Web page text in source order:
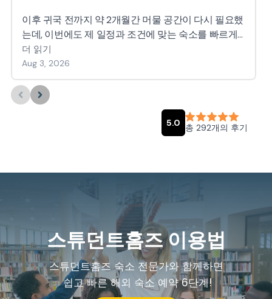
스튜던트홈즈 이용법
스튜던트홈즈 숙소 전문가와 함께하면
쉽고 빠른 해외 숙소 예약 6단계!